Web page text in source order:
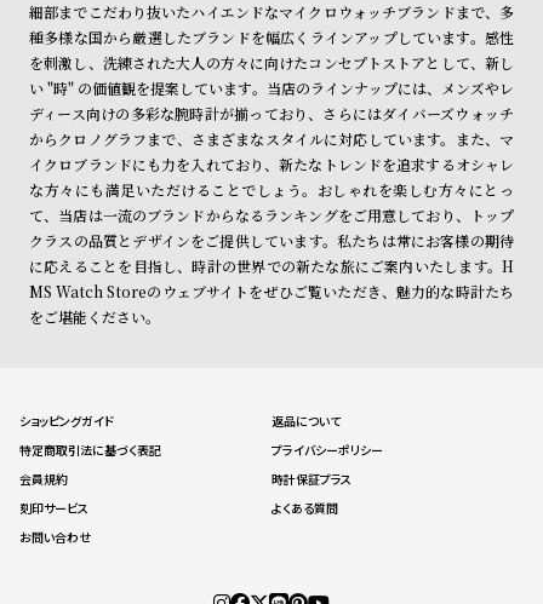
細部までこだわり抜いたハイエンドなマイクロウォッチブランドまで、多
種多様な国から厳選したブランドを幅広くラインアップしています。感性
を刺激し、洗練された大人の方々に向けたコンセプトストアとして、新し
い "時" の価値観を提案しています。当店のラインナップには、メンズやレ
ディース向けの多彩な腕時計が揃っており、さらにはダイバーズウォッチ
からクロノグラフまで、さまざまなスタイルに対応しています。また、マ
イクロブランドにも力を入れており、新たなトレンドを追求するオシャレ
な方々にも満足いただけることでしょう。おしゃれを楽しむ方々にとっ
て、当店は一流のブランドからなるランキングをご用意しており、トップ
クラスの品質とデザインをご提供しています。私たちは常にお客様の期待
に応えることを目指し、時計の世界での新たな旅にご案内いたします。H
MS Watch Storeのウェブサイトをぜひご覧いただき、魅力的な時計たち
をご堪能ください。
ショッピングガイド
返品について
特定商取引法に基づく表記
プライバシーポリシー
会員規約
時計保証プラス
刻印サービス
よくある質問
お問い合わせ